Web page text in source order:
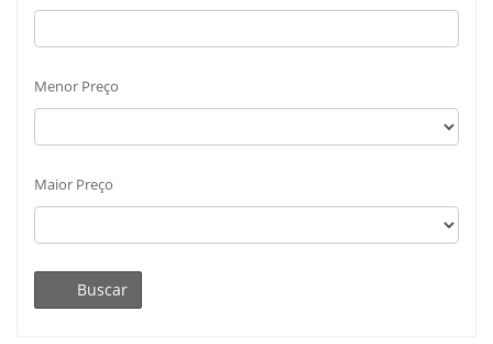
Menor Preço
Maior Preço
Buscar